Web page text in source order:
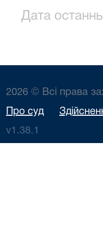
Дата
2026 © Всі права
Про суд
v1.38.1